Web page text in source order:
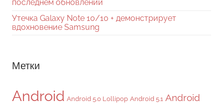
последнем обновлении
Утечка Galaxy Note 10/10 + демонстрирует
вдохновение Samsung
Метки
Android Android 5.0 Lollipop Android 5.1 Android